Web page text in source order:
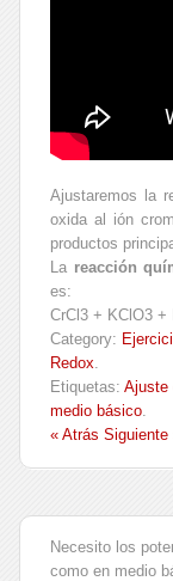
Ajustaremos la
oxida al ión
productos
La reacción
es:
CrCl3 + KClO3
Category:
Redox.
Etiquetas: Ajuste
medio básico.
« Atrás Siguiente
Necesito los
como en medio